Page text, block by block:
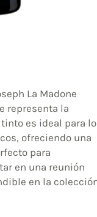
La Madone
representa la
es ideal para
ofreciendo una
para
en una reunión
en la